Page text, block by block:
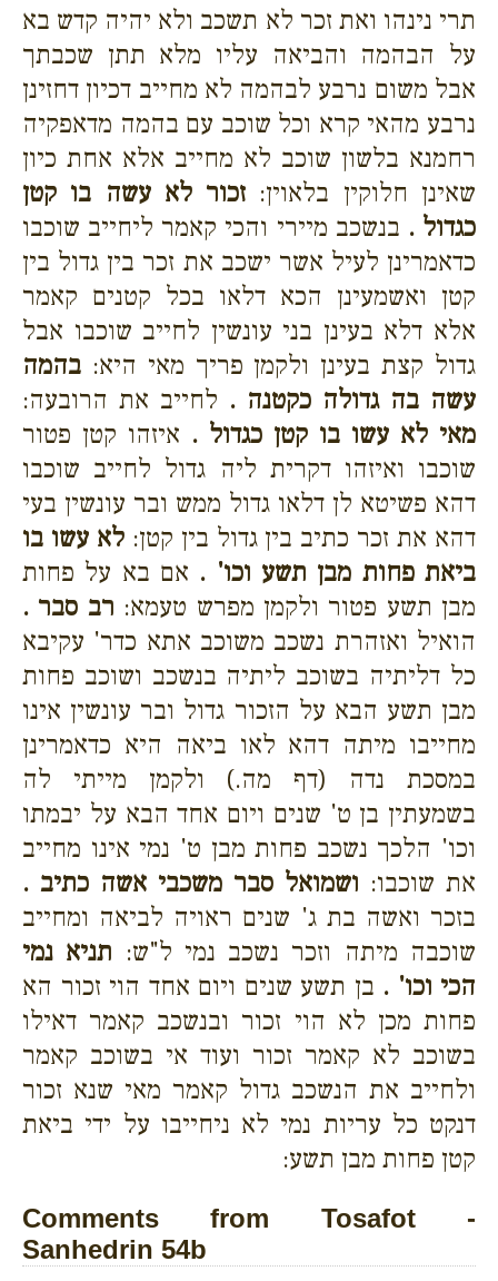
תרי נינהו ואת זכר לא תשכב ולא יהיה קדש בא
על הבהמה והביאה עליו מלא תתן שכבתך
אבל משום נרבע לבהמה לא מחייב דכיון דחזינן
נרבע מהאי קרא וכל שוכב עם בהמה מדאפקיה
רחמנא בלשון שוכב לא מחייב אלא אחת כיון
שאינן חלוקין בלאוין: זכור לא עשה בו קטן
כגדול . בנשכב מיירי והכי קאמר ליחייב שוכבו
כדאמרינן לעיל אשר ישכב את זכר בין גדול בין
קטן ואשמעינן הכא דלאו בכל קטנים קאמר
אלא דלא בעינן בני עונשין לחייב שוכבו אבל
גדול קצת בעינן ולקמן פריך מאי היא: בהמה
עשה בה גדולה כקטנה . לחייב את הרובעה:
מאי לא עשו בו קטן כגדול . איזהו קטן פטור
שוכבו ואיזהו דקרית ליה גדול לחייב שוכבו
דהא פשיטא לן דלאו גדול ממש ובר עונשין בעי
דהא את זכר כתיב בין גדול בין קטן:לא עשו בו
ביאת פחות מבן תשע וכו' . אם בא על פחות
מבן תשע פטור ולקמן מפרש טעמא: רב סבר .
הואיל ואזהרת נשכב משוכב אתא כדר' עקיבא
כל דליתיה בשוכב ליתיה בנשכב ושוכב פחות
מבן תשע הבא על הזכור גדול ובר עונשין אינו
מחייבו מיתה דהא לאו ביאה היא כדאמרינן
במסכת נדה (דף מה.) ולקמן מייתי לה
בשמעתין בן ט' שנים ויום אחד הבא על יבמתו
וכו' הלכך נשכב פחות מבן ט' נמי אינו מחייב
את שוכבו: ושמואל סבר משכבי אשה כתיב .
בזכר ואשה בת ג' שנים ראויה לביאה ומחייב
שוכבה מיתה וזכר נשכב נמי ל"ש: תניא נמי
הכי וכו' . בן תשע שנים ויום אחד הוי זכור הא
פחות מכן לא הוי זכור ובנשכב קאמר דאילו
בשוכב לא קאמר זכור ועוד אי בשוכב קאמר
ולחייב את הנשכב גדול קאמר מאי שנא זכור
דנקט כל עריות נמי לא ניחייבו על ידי ביאת
קטן פחות מבן תשע:
Comments from Tosafot -
Sanhedrin 54b